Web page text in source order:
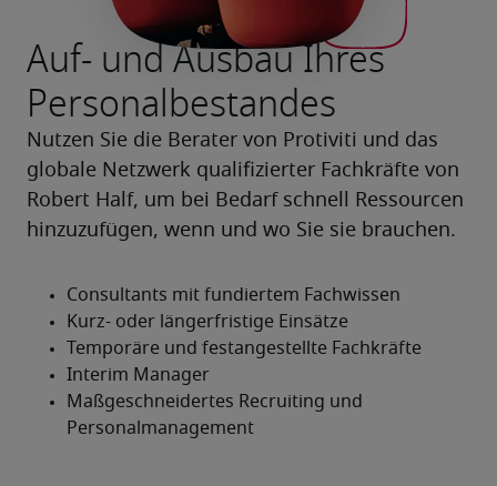
Auf- und Ausbau Ihres
Personalbestandes
Nutzen Sie die Berater von Protiviti und das
globale Netzwerk qualifizierter Fachkräfte von
Robert Half, um bei Bedarf schnell Ressourcen
hinzuzufügen, wenn und wo Sie sie brauchen.